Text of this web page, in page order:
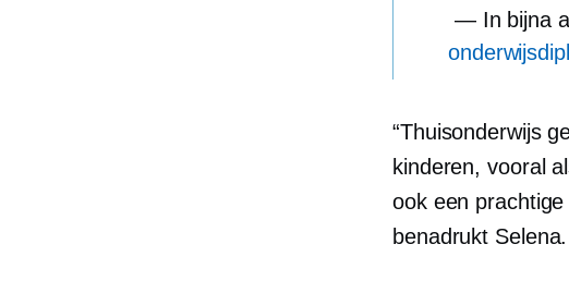
— In bijna
“Thuisonderwijs
kinderen, vooral
ook een
benadrukt Selena.